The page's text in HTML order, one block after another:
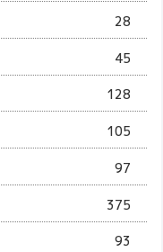
28
45
128
105
97
375
93